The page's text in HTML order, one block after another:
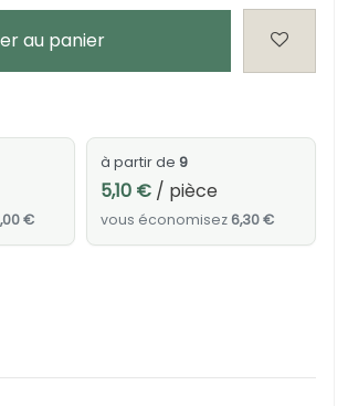
au panier
€
à partir de9
5,10 € / pièce
vous économisez 6,30 €